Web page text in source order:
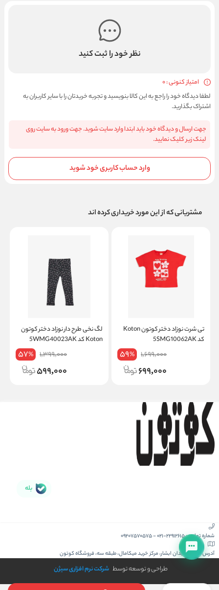
نظر خود را ثبت کنید
امتیاز کنونی : 0
لطفا دیدگاه خود را راجع به این کالا بنویسید و تجربه خریدتان را با سایر کاربران به
اشتراک بگذارید.
جهت ارسال و دیدگاه خود باید ابتدا وارد سایت شوید. جهت ورود به سایت روی
لینک زیر کلیک نمایید.
وارد حساب کاربری خود شوید
مشتریانی که از این مورد خریداری کرده اند
تی شرت نوزاد دختر کوتون Koton
کد 5SMG10062AK
1,699,000
59%
699,000
لگ نخی طرح دار نوزاد دختر کوتون
Koton کد 5WMG40023AK
1,399,000
57%
599,000
بله
شماره تماس :021-22912615
-
09207570575
آدرس :کیش، میدان ابشار، مرکز خرید میکامال، طبقه سه، فروشگاه کوتون
طراحی و توسعه توسط شرکت نرم افزاری سیژن